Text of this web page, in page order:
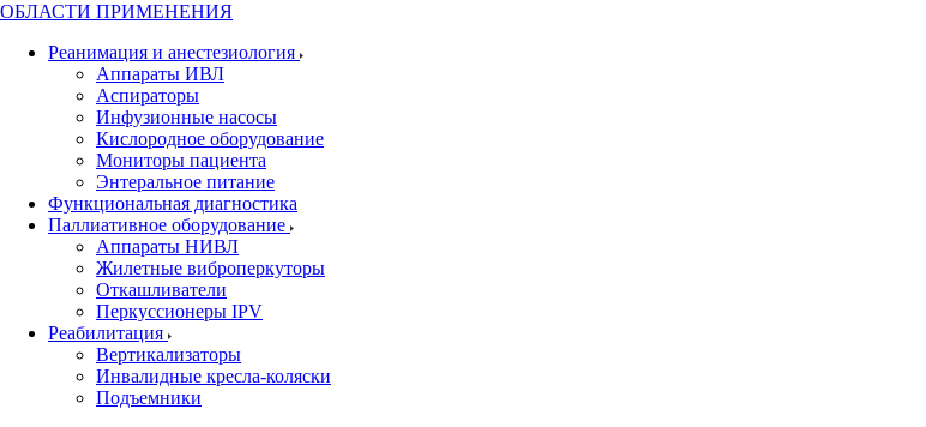
ОБЛАСТИ ПРИМЕНЕНИЯ
Реанимация и анестезиология
Аппараты ИВЛ
Аспираторы
Инфузионные насосы
Кислородное оборудование
Мониторы пациента
Энтеральное питание
Функциональная диагностика
Паллиативное оборудование
Аппараты НИВЛ
Жилетные виброперкуторы
Откашливатели
Перкуссионеры IPV
Реабилитация
Вертикализаторы
Инвалидные кресла-коляски
Подъемники